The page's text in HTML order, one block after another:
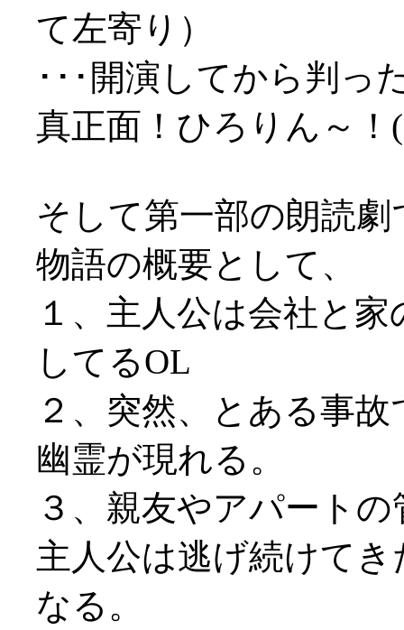
て左寄り）
･･･開演してから判っ
真正面！ひろりん～！
そして第一部の朗読劇
物語の概要として、
１、主人公は会社と
してるOL
２、突然、とある事
幽霊が現れる。
３、親友やアパート
主人公は逃げ続けて
なる。